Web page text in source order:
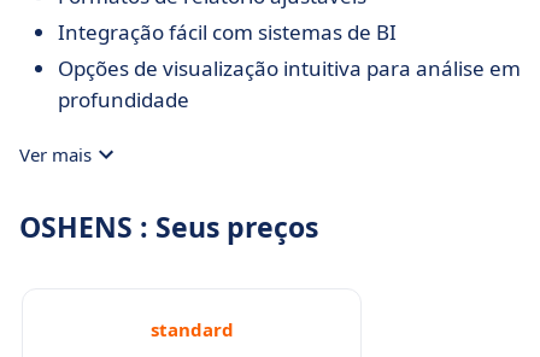
Integração fácil com sistemas de BI
Opções de visualização intuitiva para análise em
profundidade
Ver mais
OSHENS : Seus preços
standard